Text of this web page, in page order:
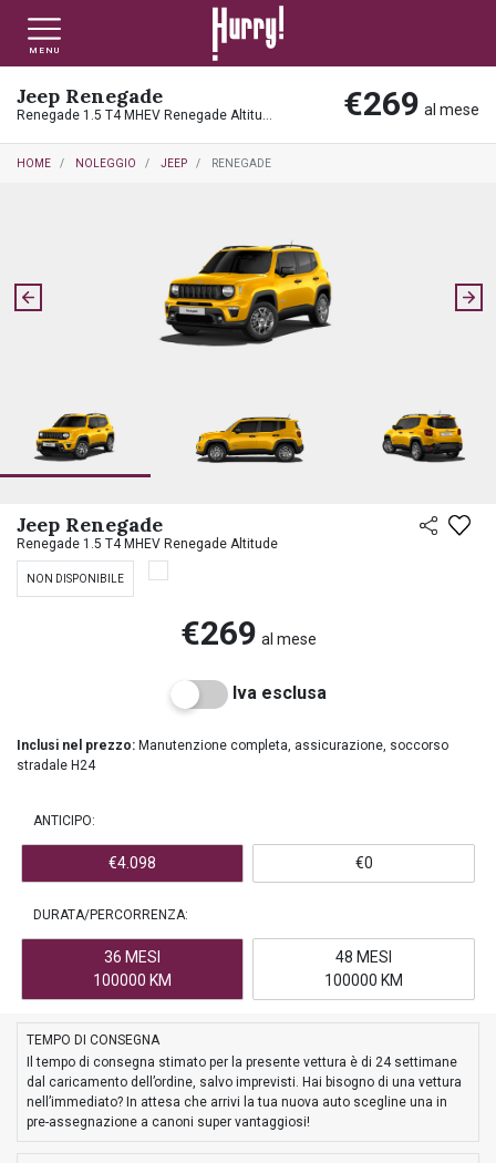
MENU
Jeep Renegade
Renegade 1.5 T4 MHEV Renegade Altitude €269 al mese
HOME NOLEGGIO JEEP RENEGADE
Jeep Renegade
Renegade 1.5 T4 MHEV Renegade Altitude
NON DISPONIBILE
€269 al mese
Iva esclusa
Inclusi nel prezzo: Manutenzione completa, assicurazione, soccorso
stradale H24
ANTICIPO:
€4.098 €0
DURATA/PERCORRENZA:
36 MESI
100000 KM
48 MESI
100000 KM
TEMPO DI CONSEGNA
Il tempo di consegna stimato per la presente vettura è di 24 settimane
dal caricamento dell’ordine, salvo imprevisti. Hai bisogno di una vettura
nell’immediato? In attesa che arrivi la tua nuova auto scegline una in
pre-assegnazione a canoni super vantaggiosi!
NLT PRIVATI
NLT USATO PRIVATI
NLT NUOVO
VALUTA E VENDI